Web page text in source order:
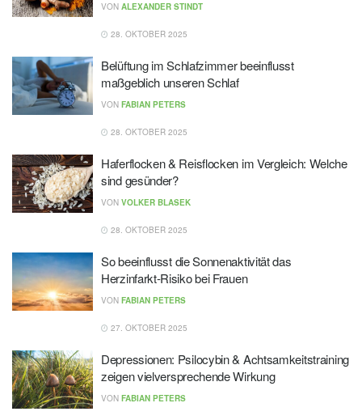
VON ALEXANDER STINDT
28. OKTOBER 2025
Belüftung im Schlafzimmer beeinflusst
maßgeblich unseren Schlaf
VON FABIAN PETERS
28. OKTOBER 2025
Haferflocken & Reisflocken im Vergleich: Welche
sind gesünder?
VON VOLKER BLASEK
28. OKTOBER 2025
So beeinflusst die Sonnenaktivität das
Herzinfarkt-Risiko bei Frauen
VON FABIAN PETERS
27. OKTOBER 2025
Depressionen: Psilocybin & Achtsamkeitstraining
zeigen vielversprechende Wirkung
VON FABIAN PETERS